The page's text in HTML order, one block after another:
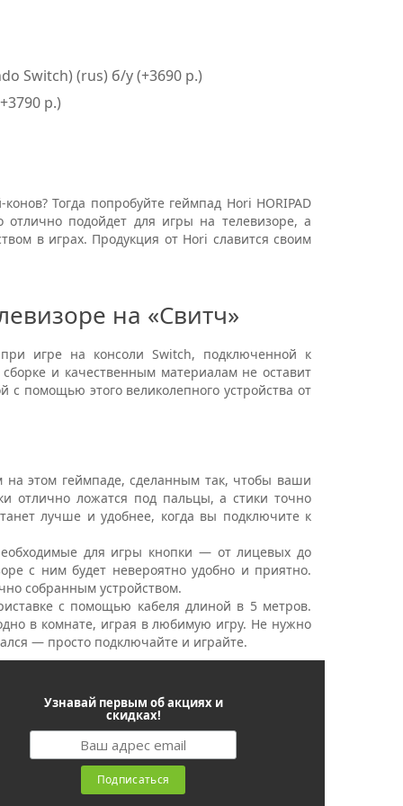
Switch) (rus) б/у (+3690 р.)
р.)
Тогда попробуйте геймпад Hori HORIPAD
отлично подойдет для игры на телевизоре, а
в играх. Продукция от Hori славится своим
на «Свитч»
игре на консоли Switch, подключенной к
и качественным материалам не оставит
помощью этого великолепного устройства от
на этом геймпаде, сделанным так, чтобы ваши
отлично ложатся под пальцы, а стики точно
лучше и удобнее, когда вы подключите к
для игры кнопки — от лицевых до
с ним будет невероятно удобно и приятно.
собранным устройством.
с помощью кабеля длиной в 5 метров.
в комнате, играя в любимую игру. Не нужно
— просто подключайте и играйте.
Узнавай первым об акциях и
скидках!